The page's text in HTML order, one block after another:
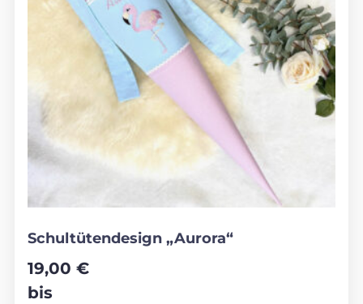
Schultütendesign „Aurora“
19,00 €
bis